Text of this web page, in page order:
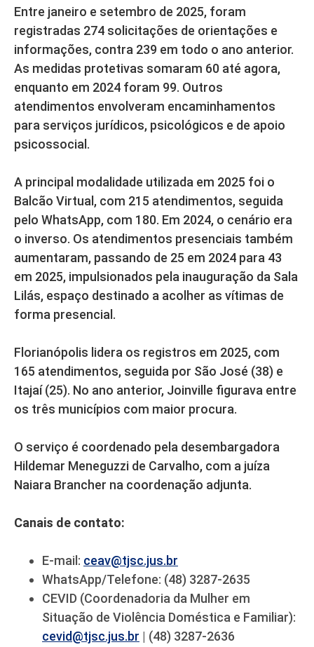
Entre janeiro e setembro de 2025, foram
registradas 274 solicitações de orientações e
informações, contra 239 em todo o ano anterior.
As medidas protetivas somaram 60 até agora,
enquanto em 2024 foram 99. Outros
atendimentos envolveram encaminhamentos
para serviços jurídicos, psicológicos e de apoio
psicossocial.
A principal modalidade utilizada em 2025 foi o
Balcão Virtual, com 215 atendimentos, seguida
pelo WhatsApp, com 180. Em 2024, o cenário era
o inverso. Os atendimentos presenciais também
aumentaram, passando de 25 em 2024 para 43
em 2025, impulsionados pela inauguração da Sala
Lilás, espaço destinado a acolher as vítimas de
forma presencial.
Florianópolis lidera os registros em 2025, com
165 atendimentos, seguida por São José (38) e
Itajaí (25). No ano anterior, Joinville figurava entre
os três municípios com maior procura.
O serviço é coordenado pela desembargadora
Hildemar Meneguzzi de Carvalho, com a juíza
Naiara Brancher na coordenação adjunta.
Canais de contato:
E-mail: ceav@tjsc.jus.br
WhatsApp/Telefone: (48) 3287-2635
CEVID (Coordenadoria da Mulher em
Situação de Violência Doméstica e Familiar):
cevid@tjsc.jus.br | (48) 3287-2636